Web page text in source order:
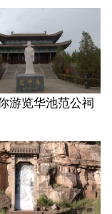
游览华池范公祠